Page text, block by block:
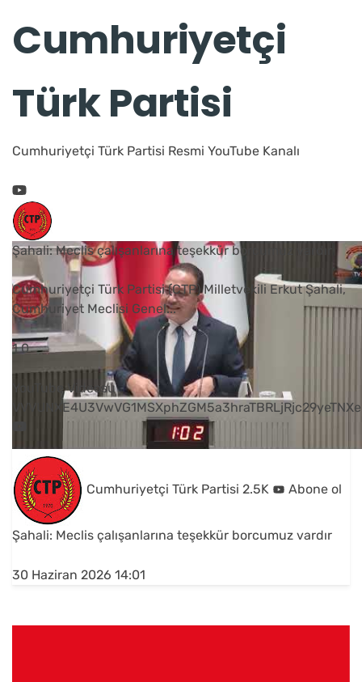
Cumhuriyetçi
Türk Partisi
Cumhuriyetçi Türk Partisi Resmi YouTube Kanalı
Şahali: Meclis çalışanlarına teşekkür borcumuz vardır
Cumhuriyetçi Türk Partisi (CTP) Milletvekili Erkut Şahali,
Cumhuriyet Meclisi Genel...
1 0
YouTube Videosu
Cumhuriyetçi Türk Partisi 2.5K Abone ol
Şahali: Meclis çalışanlarına teşekkür borcumuz vardır
30 Haziran 2026 14:01